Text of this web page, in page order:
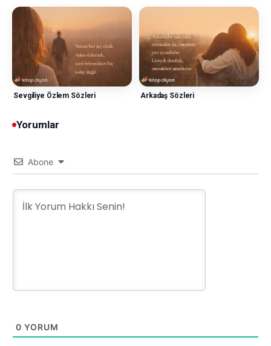
Sevgiliye Özlem Sözleri Arkadaş Sözleri
Yorumlar
Abone
0 YORUM